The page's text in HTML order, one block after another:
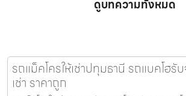
ดูบทความทั้งหมด
รถแม็คโครให้เช่าปทุมธานี รถแบคโฮรั
เช่า ราคาถูก